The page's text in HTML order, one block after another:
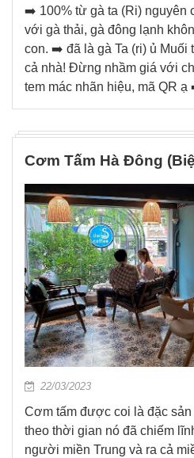
➡️ 100% từ gà ta (Ri) nguyên
với gà thải, gà đông lạnh
con. ➡️ đã là gà Ta (ri) ủ Muối
cả nhà! Đừng nhầm giá với
tem mác nhãn hiệu, mã QR
Cơm Tấm Hà Đông
22/03/2023
Cơm tấm được coi là đặc
theo thời gian nó đã chiếm
người miền Trung và ra cả